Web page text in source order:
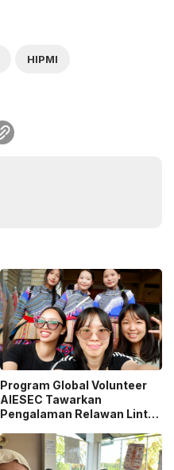
HIPMI
Program Global Volunteer
AIESEC Tawarkan
Pengalaman Relawan Lintas